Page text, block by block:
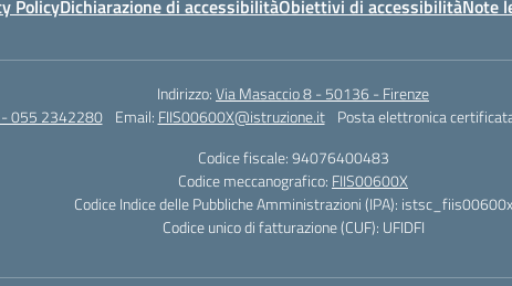
PolicyDichiarazione di accessibilitàObiettivi di accessibilitàNote
Indirizzo:Via Masaccio 8 - 50136 - Firenze
055 2342280 Email: FIIS00600X@istruzione.it Posta elettronica
Codice fiscale: 94076400483
Codice meccanografico: FIIS00600X
Codice Indice delle Pubbliche Amministrazioni (IPA): istsc_fiis00600x
Codice unico di fatturazione (CUF): UFIDFI